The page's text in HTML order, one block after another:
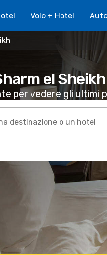
Volo + Hotel Auto
el Sheikh
per vedere gli ultimi
destinazione o un hotel